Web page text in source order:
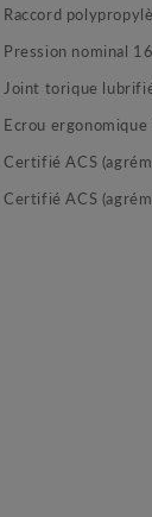
Raccord
Pression nominal
Joint torique
Ecrou
Certifié ACS
Certifié ACS